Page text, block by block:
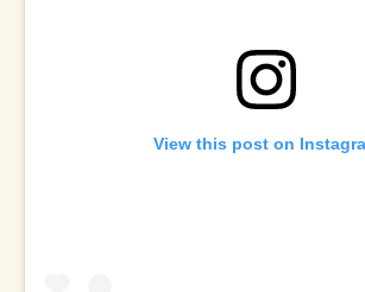
View this post on